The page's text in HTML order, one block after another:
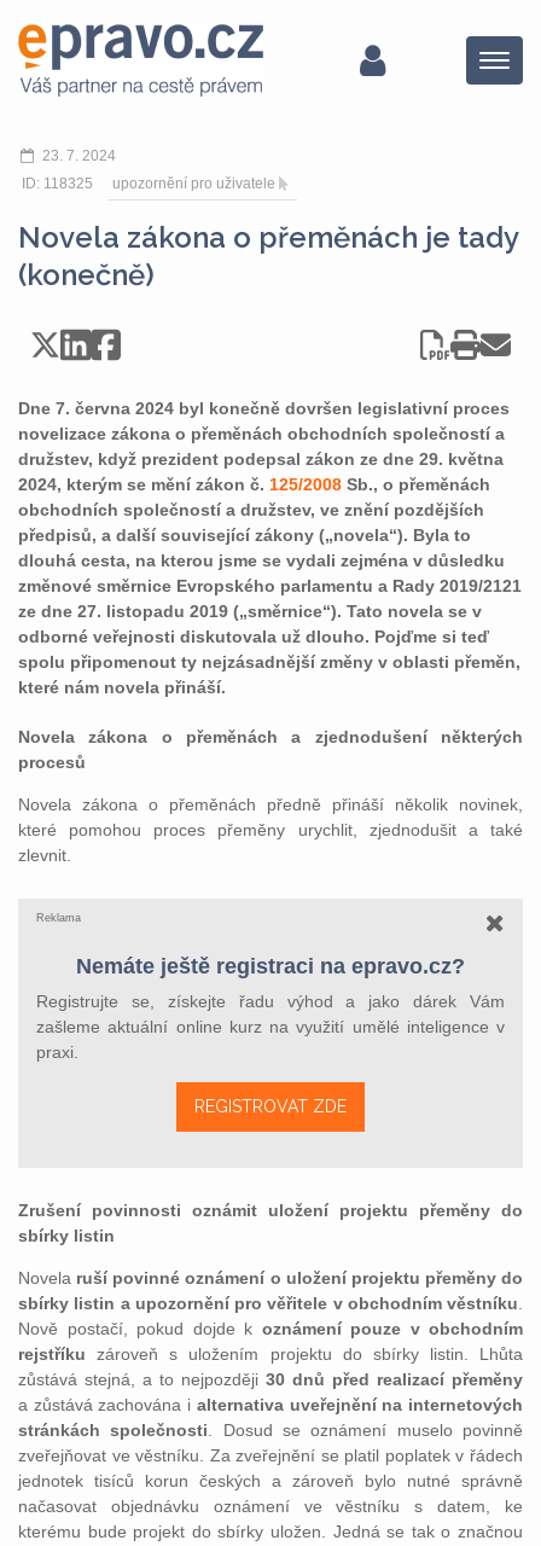
Menu
23. 7. 2024
ID: 118325
upozornění pro uživatele
Novela zákona o přeměnách je tady
(konečně)
Dne 7. června 2024 byl konečně dovršen legislativní proces
novelizace zákona o přeměnách obchodních společností a
družstev, když prezident podepsal zákon ze dne 29. května
2024, kterým se mění zákon č. 125/2008 Sb., o přeměnách
obchodních společností a družstev, ve znění pozdějších
předpisů, a další související zákony („novela“). Byla to
dlouhá cesta, na kterou jsme se vydali zejména v důsledku
změnové směrnice Evropského parlamentu a Rady 2019/2121
ze dne 27. listopadu 2019 („směrnice“). Tato novela se v
odborné veřejnosti diskutovala už dlouho. Pojďme si teď
spolu připomenout ty nejzásadnější změny v oblasti přeměn,
které nám novela přináší.
Novela zákona o přeměnách a zjednodušení některých
procesů
Novela zákona o přeměnách předně přináší několik novinek,
které pomohou proces přeměny urychlit, zjednodušit a také
zlevnit.
Reklama
Nemáte ještě registraci na epravo.cz?
Registrujte se, získejte řadu výhod a jako dárek Vám
zašleme aktuální online kurz na využití umělé inteligence v
praxi.
REGISTROVAT ZDE
Zrušení povinnosti oznámit uložení projektu přeměny do
sbírky listin
Novela ruší povinné oznámení o uložení projektu přeměny do
sbírky listin a upozornění pro věřitele v obchodním věstníku
Nově postačí, pokud dojde k oznámení pouze v obchodním
rejstříku zároveň s uložením projektu do sbírky listin. Lhůta
zůstává stejná, a to nejpozději 30 dnů před realizací přeměny
a zůstává zachována i alternativa uveřejnění na internetových
stránkách společnosti . Dosud se oznámení muselo povinně
zveřejňovat ve věstníku. Za zveřejnění se platil poplatek v řádech
jednotek tisíců korun českých a zároveň bylo nutné správně
načasovat objednávku oznámení ve věstníku s datem, ke
kterému bude projekt do sbírky uložen. Jedná se tak o značnou